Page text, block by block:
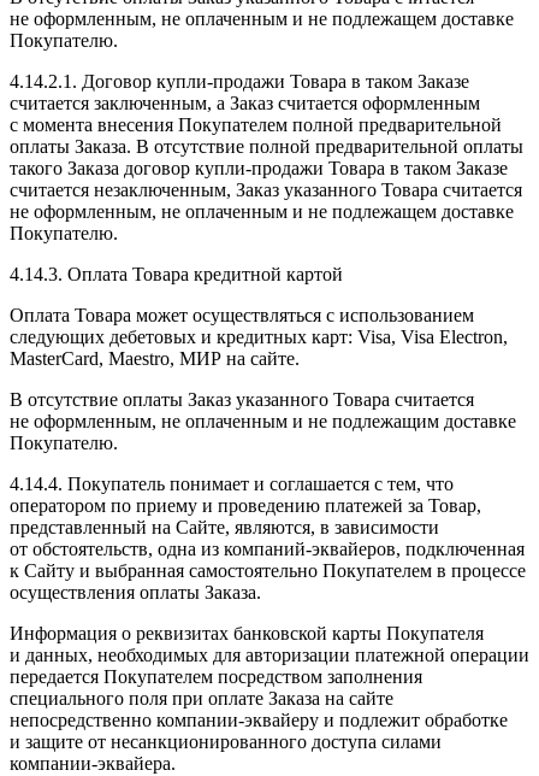
не оформленным, не оплаченным и не подлежащем доставке
Покупателю.
4.14.2.1. Договор купли-продажи Товара в таком Заказе
считается заключенным, а Заказ считается оформленным
с момента внесения Покупателем полной предварительной
оплаты Заказа. В отсутствие полной предварительной оплаты
такого Заказа договор купли-продажи Товара в таком Заказе
считается незаключенным, Заказ указанного Товара считается
не оформленным, не оплаченным и не подлежащем доставке
Покупателю.
4.14.3. Оплата Товара кредитной картой
Оплата Товара может осуществляться с использованием
следующих дебетовых и кредитных карт: Visa, Visa Electron,
MasterCard, Maestro, МИР на сайте.
В отсутствие оплаты Заказ указанного Товара считается
не оформленным, не оплаченным и не подлежащим доставке
Покупателю.
4.14.4. Покупатель понимает и соглашается с тем, что
оператором по приему и проведению платежей за Товар,
представленный на Сайте, являются, в зависимости
от обстоятельств, одна из компаний-эквайеров, подключенная
к Сайту и выбранная самостоятельно Покупателем в процессе
осуществления оплаты Заказа.
Информация о реквизитах банковской карты Покупателя
и данных, необходимых для авторизации платежной операции
передается Покупателем посредством заполнения
специального поля при оплате Заказа на сайте
непосредственно компании-эквайеру и подлежит обработке
и защите от несанкционированного доступа силами
компании-эквайера.